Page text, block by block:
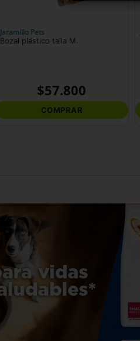
Jaramillo Pets
Bozal plástico talla M.
$57.800
COMPRAR